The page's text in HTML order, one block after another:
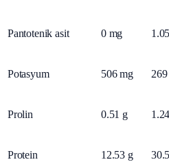
Pantotenik asit 0 mg 1.05
Potasyum 506 mg 269
Prolin 0.51 g 1.24
Protein 12.53 g